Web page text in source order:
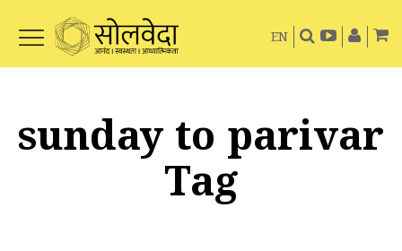
EN
sunday to parivar
Tag